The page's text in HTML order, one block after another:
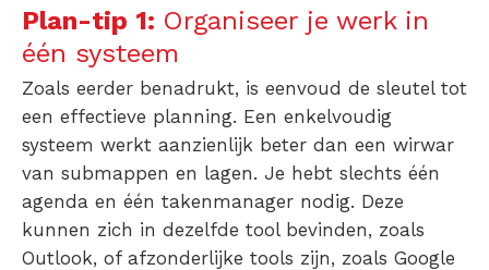
Plan-tip 1: Organiseer je werk in
één systeem
Zoals eerder benadrukt, is eenvoud de sleutel tot
een effectieve planning. Een enkelvoudig
systeem werkt aanzienlijk beter dan een wirwar
van submappen en lagen. Je hebt slechts één
agenda en één takenmanager nodig. Deze
kunnen zich in dezelfde tool bevinden, zoals
Outlook, of afzonderlijke tools zijn, zoals Google